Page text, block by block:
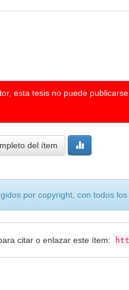
esta tesis no puede
del ítem
por copyright, con todos
citar o enlazar este ítem: